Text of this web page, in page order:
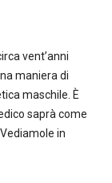
vent’anni
maniera di
maschile. È
saprà come
in